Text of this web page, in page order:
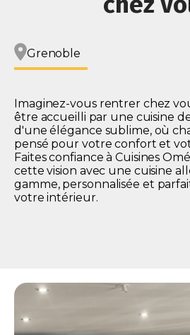
Grenoble
Imaginez-vous rentrer chez
être accueilli par une cuisine
d'une élégance sublime, où
pensé pour votre confort et
Faites confiance à Cuisines
cette vision avec une cuisine
gamme, personnalisée et
votre intérieur.